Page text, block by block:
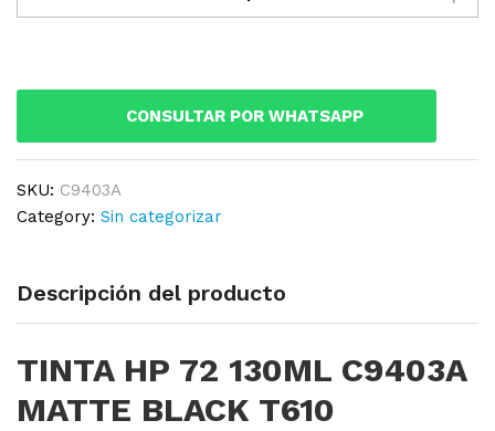
72
quantity
CONSULTAR POR WHATSAPP
SKU: C9403A
Category: Sin categorizar
Descripción del producto
TINTA HP 72 130ML C9403A
MATTE BLACK T610